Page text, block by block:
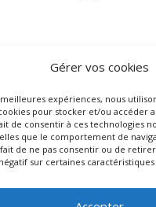
Gérer vos cookies
expériences, nous
pour stocker et/ou accéder
de consentir à ces technologies
que le comportement de
de ne pas consentir ou de
sur certaines
du Quai de l’Epi, 83990
grand pont 83310